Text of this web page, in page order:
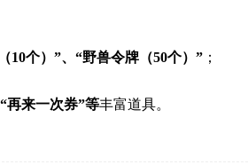
10个）”、“野兽令牌（50个）” ；
再来一次券”等丰富道具。